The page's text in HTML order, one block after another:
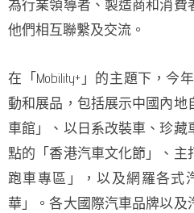
為行業領導者、製造商和消費
他們相互聯繫及交流。
在「Mobility+」的主題下，今
動和展品，包括展示中國內地
車館」、以日系改裝車、珍藏
點的「香港汽車文化節」、主
跑車專區」，以及網羅各式
華」。各大國際汽車品牌以及